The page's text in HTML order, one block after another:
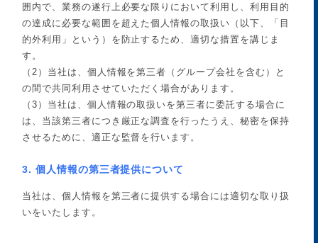
囲内で、業務の遂行上必要な限りにおいて利用し、利用目的
の達成に必要な範囲を超えた個人情報の取扱い（以下、「目
的外利用」という）を防止するため、適切な措置を講じま
す。
（2）当社は、個人情報を第三者（グループ会社を含む）と
の間で共同利用させていただく場合があります。
（3）当社は、個人情報の取扱いを第三者に委託する場合に
は、当該第三者につき厳正な調査を行ったうえ、秘密を保持
させるために、適正な監督を行います。
3. 個人情報の第三者提供について
当社は、個人情報を第三者に提供する場合には適切な取り扱
いをいたします。